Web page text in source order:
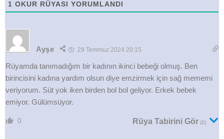
1 OKUR RÜYASI YORUMLANDI
Ayşe 29 Temmuz 2024 20:15
Rüyamda tanımadığım bir kadının ikinci bebeği olmuş. Ben
birincisini kadına yardım olsun diye emzirmek için sağ mememi
veriyorum. Süt yok iken birden bol bol geliyor. Erkek bebek
emiyor. Gülümsüyor.
0 Rüya Tabirini Gör (2)